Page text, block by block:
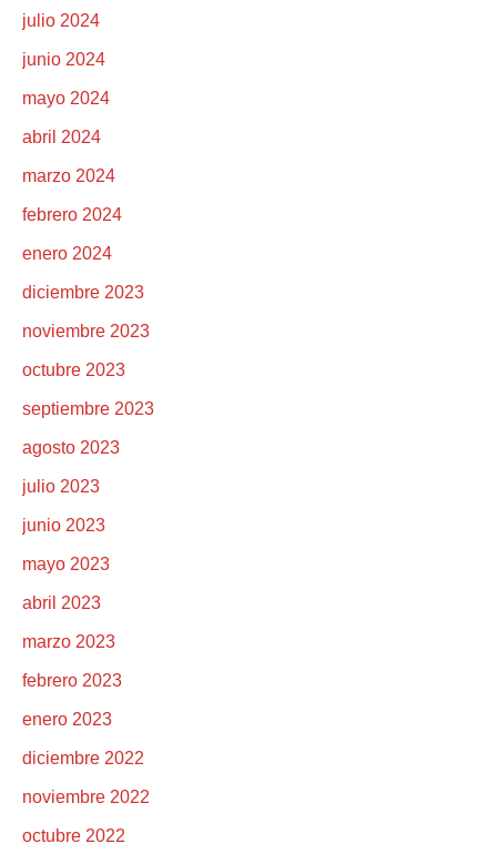
julio 2024
junio 2024
mayo 2024
abril 2024
marzo 2024
febrero 2024
enero 2024
diciembre 2023
noviembre 2023
octubre 2023
septiembre 2023
agosto 2023
julio 2023
junio 2023
mayo 2023
abril 2023
marzo 2023
febrero 2023
enero 2023
diciembre 2022
noviembre 2022
octubre 2022